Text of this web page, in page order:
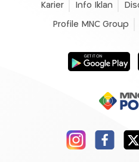
Karier Info Iklan
Profile MNC Group